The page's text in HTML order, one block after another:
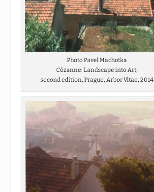
Photo Pavel Machotka
Cézanne: Landscape into Art,
second edition, Prague, Arbor Vitae, 2014